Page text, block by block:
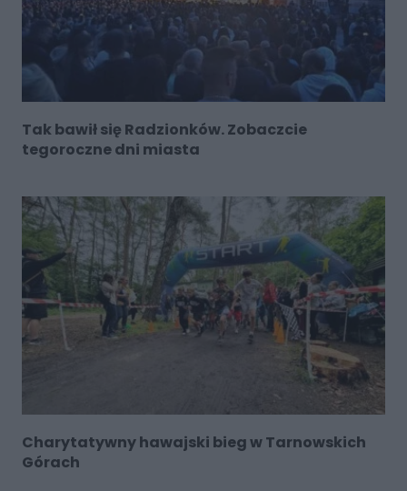
Tak bawił się Radzionków. Zobaczcie
tegoroczne dni miasta
Charytatywny hawajski bieg w Tarnowskich
Górach